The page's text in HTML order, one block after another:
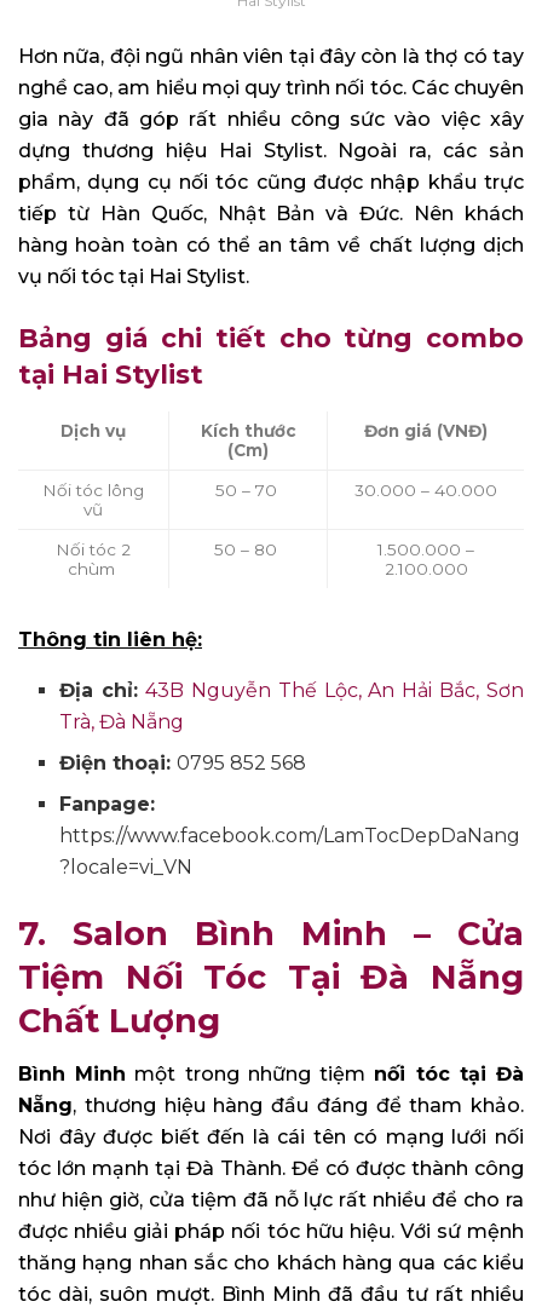
Hơn nữa, đội ngũ nhân viên tại đây còn là thợ có tay
nghề cao, am hiểu mọi quy trình nối tóc. Các chuyên
gia này đã góp rất nhiều công sức vào việc xây
dựng thương hiệu Hai Stylist. Ngoài ra, các sản
phẩm, dụng cụ nối tóc cũng được nhập khẩu trực
tiếp từ Hàn Quốc, Nhật Bản và Đức. Nên khách
hàng hoàn toàn có thể an tâm về chất lượng dịch
vụ nối tóc tại Hai Stylist.
Bảng giá chi tiết cho từng combo
tại Hai Stylist
Dịch vụ
Kích thước
(Cm)
Đơn giá (VNĐ)
Nối tóc lông
vũ
50 – 70 30.000 – 40.000
Nối tóc 2
chùm
50 – 80
1.500.000 –
2.100.000
Thông tin liên hệ:
Địa chỉ: 43B Nguyễn Thế Lộc, An Hải Bắc, Sơn
Trà, Đà Nẵng
Điện thoại:0795 852 568
Fanpage:
https://www.facebook.com/LamTocDepDaNang
?locale=vi_VN
7. Salon Bình Minh – Cửa
Tiệm Nối Tóc Tại Đà Nẵng
Chất Lượng
Bình Minh một trong những tiệm nối tóc tại Đà
Nẵng, thương hiệu hàng đầu đáng để tham khảo.
Nơi đây được biết đến là cái tên có mạng lưới nối
tóc lớn mạnh tại Đà Thành. Để có được thành công
như hiện giờ, cửa tiệm đã nỗ lực rất nhiều để cho ra
được nhiều giải pháp nối tóc hữu hiệu. Với sứ mệnh
thăng hạng nhan sắc cho khách hàng qua các kiểu
tóc dài, suôn mượt. Bình Minh đã đầu tư rất nhiều